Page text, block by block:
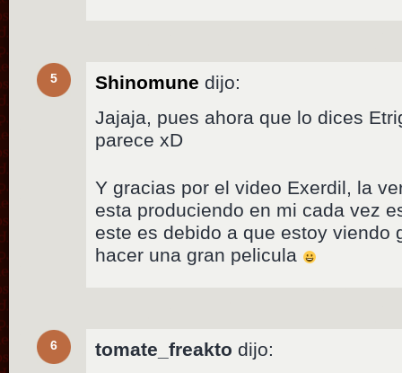
5 Shinomune dijo:
Jajaja, pues ahora que lo dices
parece xD
Y gracias por el video Exerdil, la
esta produciendo en mi cada vez
este es debido a que estoy viendo
hacer una gran pelicula
6 tomate_freakto dijo: